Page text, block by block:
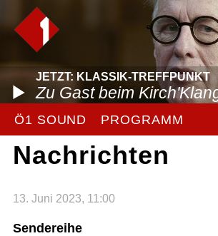
JETZT: KLASSIK-TREFFPUNKT
Zu Gast beim
Ö1 SOUND PROGRAMM
Nachrichten
13. Juni 2023, 11:00
Sendereihe